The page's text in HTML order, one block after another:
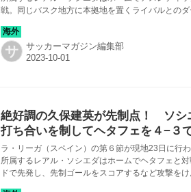
戦。同じバスク地方に本拠地を置くライバルとの
撃をけん引し、フル出場で勝利に貢献した（３−０
サ サッカーマガジン編集部
絶好調の久保建英が先制点！ ソシ
打ち合いを制してヘタフェを４−３
イン】
ラ・リーガ（スペイン）の第６節が現地23日に行
所属するレアル・ソシエダはホームでヘタフェと
ドで先発し、先制ゴールをスコアするなど攻撃を